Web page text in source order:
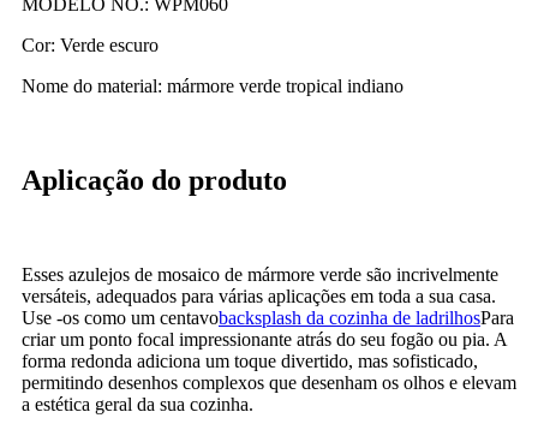
MODELO NO.: WPM060
Cor: Verde escuro
Nome do material: mármore verde tropical indiano
Aplicação do produto
Esses azulejos de mosaico de mármore verde são incrivelmente
versáteis, adequados para várias aplicações em toda a sua casa.
Use -os como um centavobacksplash da cozinha de ladrilhosPara
criar um ponto focal impressionante atrás do seu fogão ou pia. A
forma redonda adiciona um toque divertido, mas sofisticado,
permitindo desenhos complexos que desenham os olhos e elevam
a estética geral da sua cozinha.